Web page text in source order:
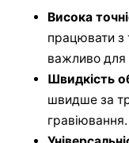
Висока
працювати з
важливо для
Швидкість
швидше за
гравіювання.